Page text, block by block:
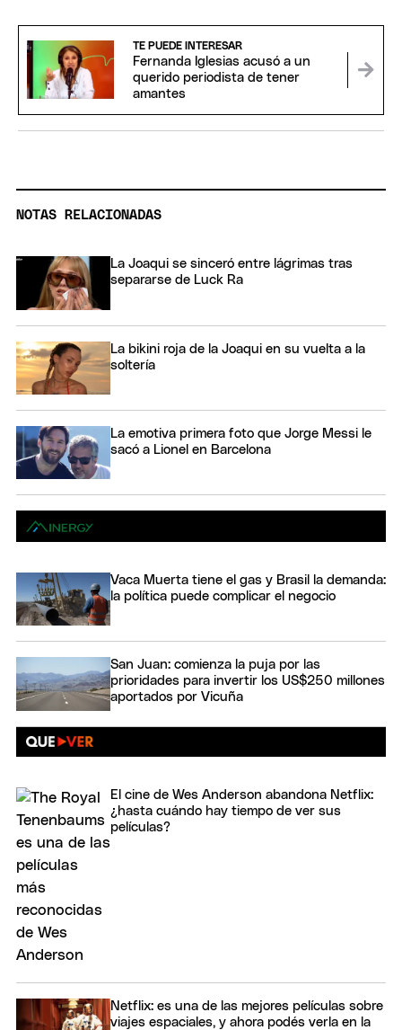
TE PUEDE INTERESAR
Fernanda Iglesias acusó a un
querido periodista de tener
amantes
NOTAS RELACIONADAS
La Joaqui se sinceró entre lágrimas tras
separarse de Luck Ra
La bikini roja de la Joaqui en su vuelta a la
soltería
La emotiva primera foto que Jorge Messi le
sacó a Lionel en Barcelona
Vaca Muerta tiene el gas y Brasil la demanda:
la política puede complicar el negocio
San Juan: comienza la puja por las
prioridades para invertir los US$250 millones
aportados por Vicuña
El cine de Wes Anderson abandona Netflix:
¿hasta cuándo hay tiempo de ver sus
películas?
Netflix: es una de las mejores películas sobre
viajes espaciales, y ahora podés verla en la